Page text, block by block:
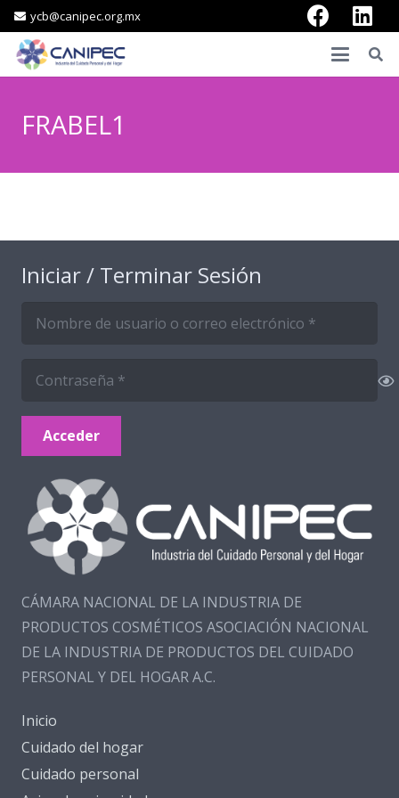
ycb@canipec.org.mx
FRABEL1
Iniciar / Terminar Sesión
Acceder
CÁMARA NACIONAL DE LA INDUSTRIA DE
PRODUCTOS COSMÉTICOS ASOCIACIÓN NACIONAL
DE LA INDUSTRIA DE PRODUCTOS DEL CUIDADO
PERSONAL Y DEL HOGAR A.C.
Inicio
Cuidado del hogar
Cuidado personal